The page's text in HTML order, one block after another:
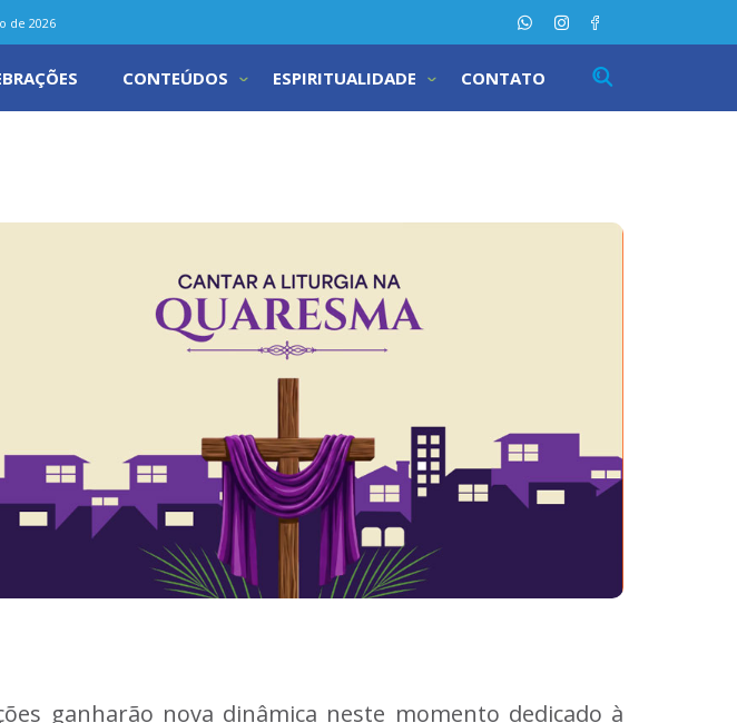
de 2026
CONTEÚDOS ESPIRITUALIDADE CONTATO
ganharão nova dinâmica neste momento dedicado à